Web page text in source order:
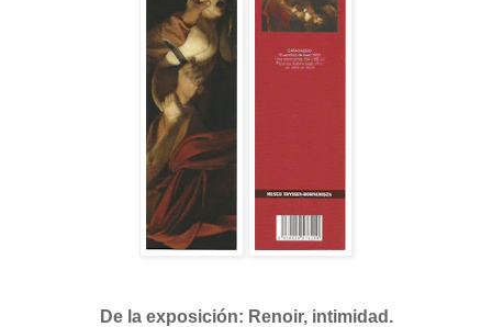
De la exposición: Renoir, intimidad.